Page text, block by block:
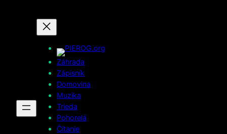
Záhrada
Zápisník
Domovina
Muzika
Trieda
Pohorelá
Čítanie